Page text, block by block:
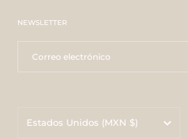
NEWSLETTER
Estados Unidos (MXN $)